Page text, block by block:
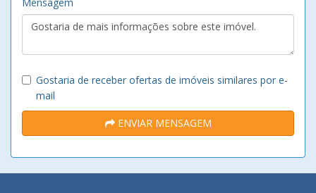
Gostaria de receber ofertas de imóveis similares por e-
mail
ENVIAR MENSAGEM